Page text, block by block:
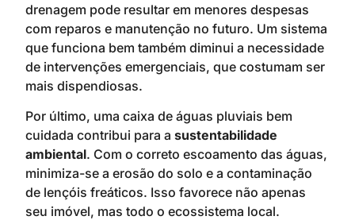
drenagem pode resultar em menores despesas
com reparos e manutenção no futuro. Um sistema
que funciona bem também diminui a necessidade
de intervenções emergenciais, que costumam ser
mais dispendiosas.
Por último, uma caixa de águas pluviais bem
cuidada contribui para a sustentabilidade
ambiental. Com o correto escoamento das águas,
minimiza-se a erosão do solo e a contaminação
de lençóis freáticos. Isso favorece não apenas
seu imóvel, mas todo o ecossistema local.